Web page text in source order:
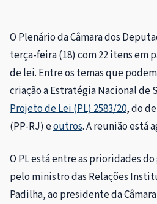
O Plenário da Câmara dos
terça-feira (18) com 22 itens em
de lei. Entre os temas que
criação a Estratégia Nacional de
Projeto de Lei (PL) 2583/20, do
(PP-RJ) eoutros. A reunião está
O PL está entre as prioridades
pelo ministro das Relações
Padilha, ao presidente da